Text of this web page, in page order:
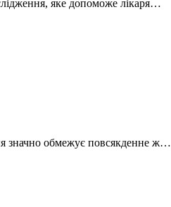
яке допоможе лікаря…
значно обмежує повсякденне ж…